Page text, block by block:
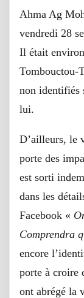
Ahma Ag
vendredi 28
Il était
Tombouctou-
non identifiés
lui.
D’ailleurs, le
porte des
est sorti
dans les
Facebook «
Comprendra
encore
porte à croire
ont abrégé la